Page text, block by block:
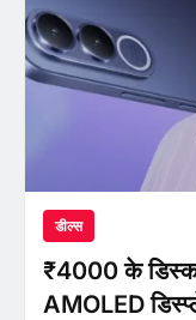
डील्स
₹4000 के
AMOLED